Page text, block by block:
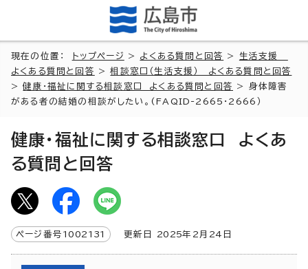
現在の位置： トップページ > よくある質問と回答 > 生活支援
よくある質問と回答
>相談窓口（生活支援） よくある質問と回答
>健康・福祉に関する相談窓口 よくある質問と回答
> 身体障害
がある者の結婚の相談がしたい。(FAQID-2665・2666）
健康・福祉に関する相談窓口 よくあ
る質問と回答
ページ番号 1002131 更新日 2025年2月 24 日